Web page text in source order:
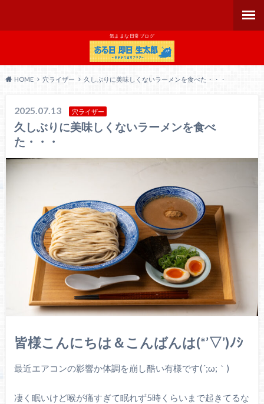
気ままな日常ブログ
HOME 穴ライザー 久しぶりに美味しくないラーメンを食べた・・・
2025.07.13 穴ライザー
久しぶりに美味しくないラーメンを食べ
た・・・
皆様こんにちは＆こんばんは(*’▽’)ﾉｼ
最近エアコンの影響か体調を崩し酷い有様です(´;ω;｀)
凄く眠いけど喉が痛すぎて眠れず5時くらいまで起きてるな